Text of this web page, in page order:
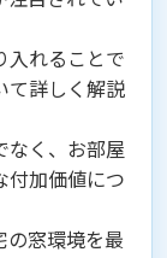
入れることで
て詳しく解説
なく、お部屋
付加価値につ
の窓環境を最